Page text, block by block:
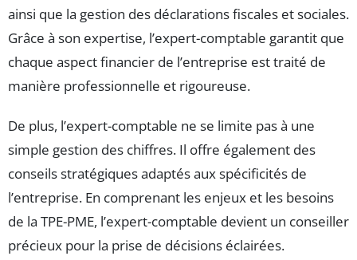
ainsi que la gestion des déclarations fiscales et sociales.
Grâce à son expertise, l’expert-comptable garantit que
chaque aspect financier de l’entreprise est traité de
manière professionnelle et rigoureuse.
De plus, l’expert-comptable ne se limite pas à une
simple gestion des chiffres. Il offre également des
conseils stratégiques adaptés aux spécificités de
l’entreprise. En comprenant les enjeux et les besoins
de la TPE-PME, l’expert-comptable devient un conseiller
précieux pour la prise de décisions éclairées.